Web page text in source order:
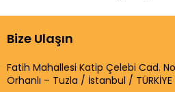
Bize Ulaşın
Fatih Mahallesi Katip Çelebi Cad.
Orhanlı – Tuzla / İstanbul / TÜRKİYE